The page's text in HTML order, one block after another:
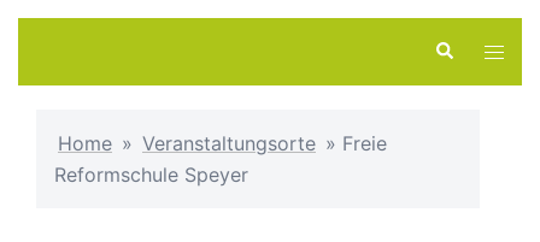
Suche Menü
Home » Veranstaltungsorte » Freie
Reformschule Speyer